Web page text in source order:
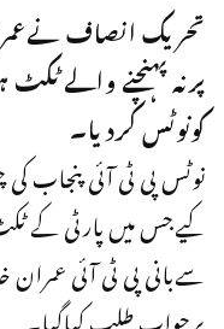
تحریک انصاف
پرنہ پہنچنے والے
کونوٹس کردیا۔
نوٹس پی ٹی آئی پنجاب
کیےجس میں پارٹی کے
سےبانی پی ٹی آئی